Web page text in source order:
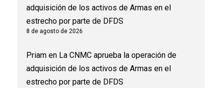
adquisición de los activos de Armas en el
estrecho por parte de DFDS
8 de agosto de 2026
Priam en La CNMC aprueba la operación de
adquisición de los activos de Armas en el
estrecho por parte de DFDS